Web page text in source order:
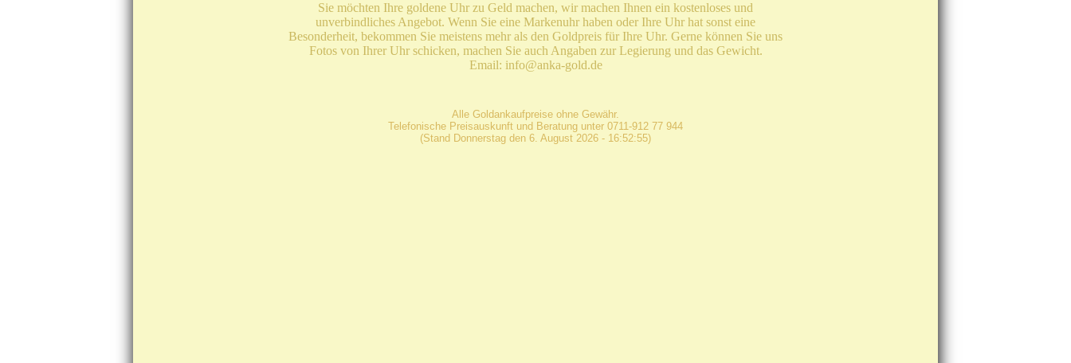
Sie möchten Ihre goldene Uhr zu Geld machen, wir machen Ihnen ein kostenloses und
unverbindliches Angebot. Wenn Sie eine Markenuhr haben oder Ihre Uhr hat sonst eine
Besonderheit, bekommen Sie meistens mehr als den Goldpreis für Ihre Uhr. Gerne können Sie uns
Fotos von Ihrer Uhr schicken, machen Sie auch Angaben zur Legierung und das Gewicht.
Email: info@anka-gold.de
Alle Goldankaufpreise ohne Gewähr.
Telefonische Preisauskunft und Beratung unter 0711-912 77 944
(Stand Donnerstag den 6. August 2026 - 16:52:55)